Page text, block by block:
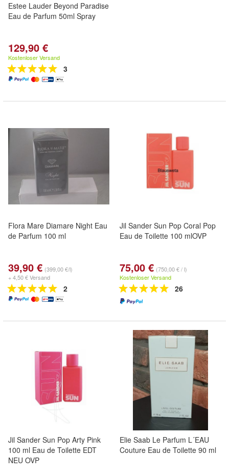
Estee Lauder Beyond Paradise
Eau de Parfum 50ml Spray
129,90 €
Kostenloser Versand
3
Flora Mare Diamare Night Eau
de Parfum 100 ml
39,90 € (399,00 €/l)
+ 4,50 € Versand
2
Jil Sander Sun Pop Coral Pop
Eau de Toilette 100 mlOVP
75,00 € (750,00 € / l)
Kostenloser Versand
26
Jil Sander Sun Pop Arty Pink
100 ml Eau de Toilette EDT
NEU OVP
Elie Saab Le Parfum L´EAU
Couture Eau de Toilette 90 ml